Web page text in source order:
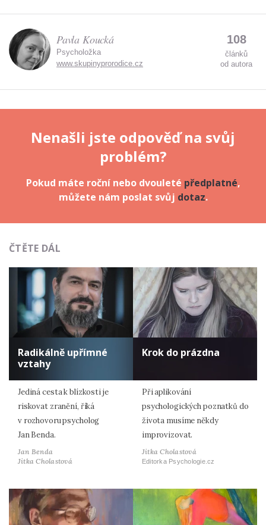
Pavla Koucká
Psycholožka
www.skupinyprorodice.cz
108
článků
od autora
Nenašli jste odpověď na svůj
problém?
Pokud máte roční nebo dvouleté předplatné,
můžete nám poslat svůj dotaz.
ČTĚTE DÁL
Radikálně upřímné
vztahy
Jediná cesta k blízkosti je
riskovat zranění, říká
v rozhovoru psycholog
Jan Benda.
Jan Benda
Jitka Cholastová
Krok do prázdna
Při aplikování
psychologických poznatků do
života musíme někdy
improvizovat.
Jitka Cholastová
Editorka Psychologie.cz